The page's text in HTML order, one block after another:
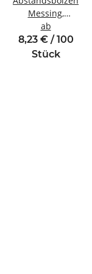
Messing,
vernickelt
Innen/Innengewinde
M3 SW5,5
ab
8,23 € / 100
Stück